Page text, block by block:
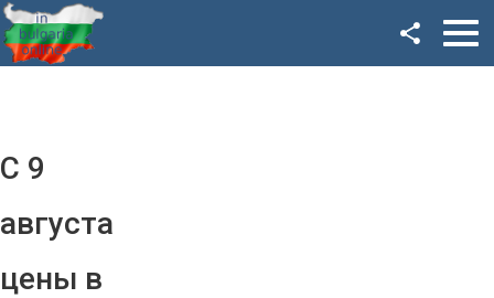
С 9
августа
цены в